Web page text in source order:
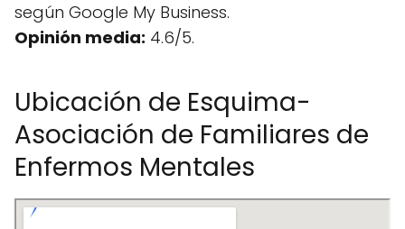
según Google My Business.
Opinión media: 4.6/5.
Ubicación de Esquima-
Asociación de Familiares de
Enfermos Mentales